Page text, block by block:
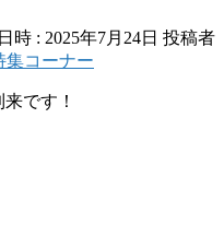
時 : 2025年7月24日 投稿者
集コーナー
です！